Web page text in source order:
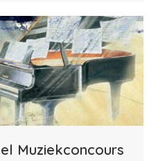
Muziekconcours